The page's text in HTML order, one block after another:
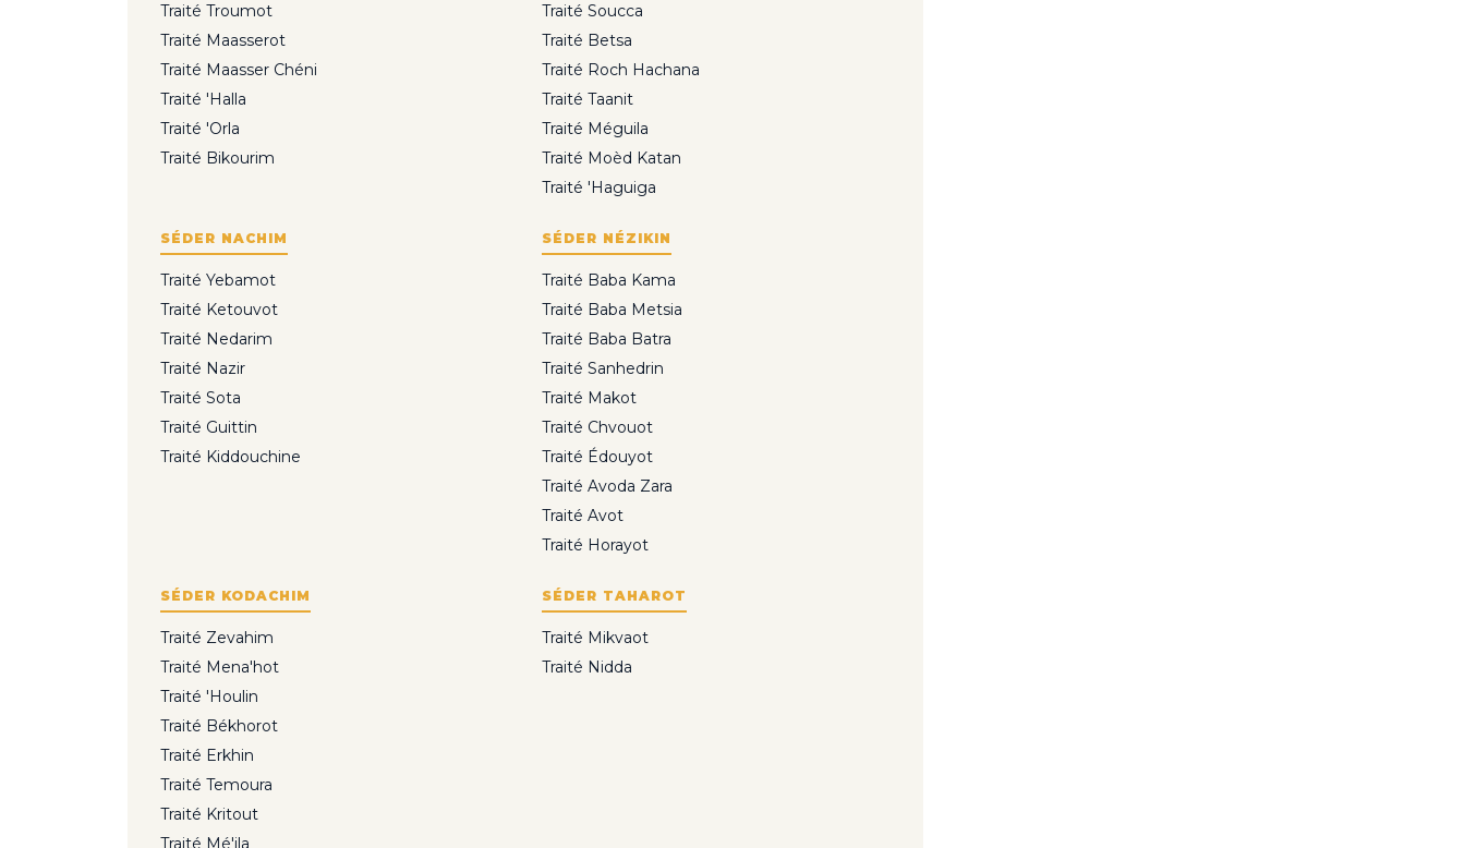
Traité Troumot
Traité Maasserot
Traité Maasser Chéni
Traité 'Halla
Traité 'Orla
Traité Bikourim
Traité Soucca
Traité Betsa
Traité Roch Hachana
Traité Taanit
Traité Méguila
Traité Moèd Katan
Traité 'Haguiga
SÉDER NACHIM
Traité Yebamot
Traité Ketouvot
Traité Nedarim
Traité Nazir
Traité Sota
Traité Guittin
Traité Kiddouchine
SÉDER NÉZIKIN
Traité Baba Kama
Traité Baba Metsia
Traité Baba Batra
Traité Sanhedrin
Traité Makot
Traité Chvouot
Traité Édouyot
Traité Avoda Zara
Traité Avot
Traité Horayot
SÉDER KODACHIM
Traité Zevahim
Traité Mena'hot
Traité 'Houlin
Traité Békhorot
Traité Erkhin
Traité Temoura
Traité Kritout
Traité Mé'ila
SÉDER TAHAROT
Traité Mikvaot
Traité Nidda